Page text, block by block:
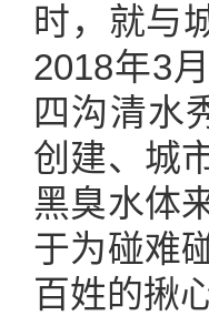
时，就与
2018年3
四沟清水
创建、城
黑臭水体
于为碰难
百姓的揪